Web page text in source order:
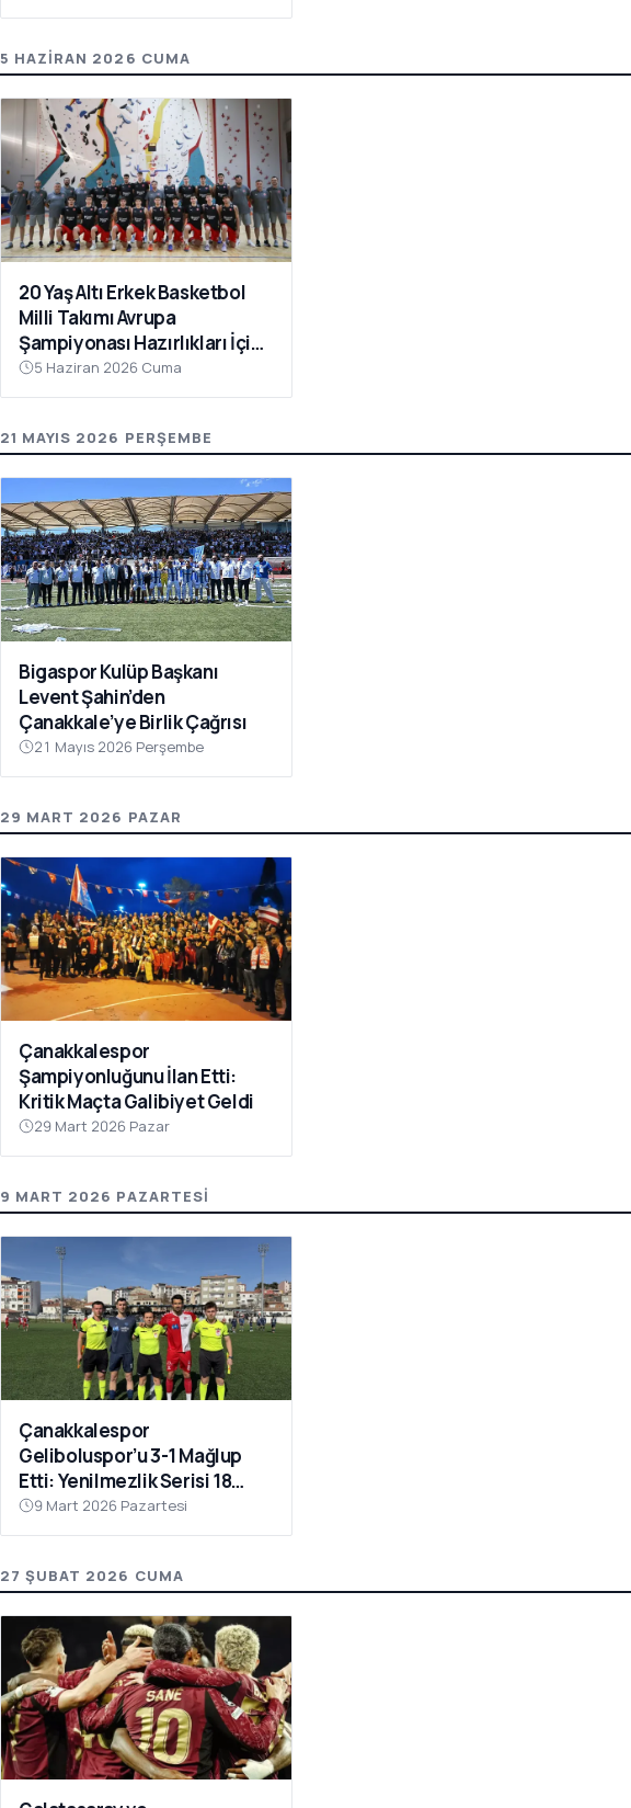
5 HAZIRAN 2026 CUMA
20 Yaş Altı Erkek Basketbol
Milli Takımı Avrupa
Şampiyonası Hazırlıkları İçin
Çanakkale’de Kampa Girdi
5 Haziran 2026 Cuma
21 MAYIS 2026 PERŞEMBE
Bigaspor Kulüp Başkanı
Levent Şahin’den
Çanakkale’ye Birlik Çağrısı
21 Mayıs 2026 Perşembe
29 MART 2026 PAZAR
Çanakkalespor
Şampiyonluğunu İlan Etti:
Kritik Maçta Galibiyet Geldi
29 Mart 2026 Pazar
9 MART 2026 PAZARTESI
Çanakkalespor
Geliboluspor’u 3-1 Mağlup
Etti: Yenilmezlik Serisi 18
Maça Çıktı
9 Mart 2026 Pazartesi
27 ŞUBAT 2026 CUMA